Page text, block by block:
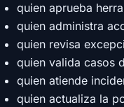
quien aprueba
quien administra
quien revisa
quien valida casos
quien atiende
quien actualiza la